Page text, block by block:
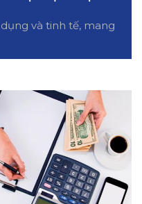
và tinh tế, mang